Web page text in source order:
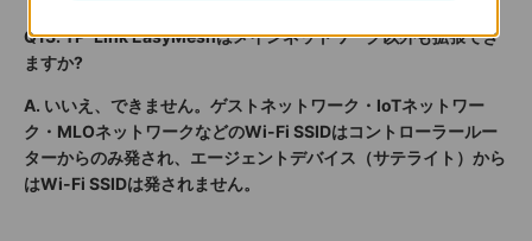
Q13. TP-Link EasyMeshはメインネットワーク以外も拡張でき
ますか?
A. いいえ、できません。ゲストネットワーク・IoTネットワー
ク・MLOネットワークなどのWi-Fi SSIDはコントローラールー
ターからのみ発され、エージェントデバイス（サテライト）から
はWi-Fi SSIDは発されません。